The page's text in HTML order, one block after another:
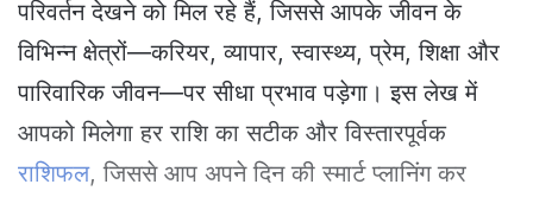
परिवर्तन देखने को मिल रहे हैं, जिससे आपके जीवन के
विभिन्न क्षेत्रों—करियर, व्यापार, स्वास्थ्य, प्रेम, शिक्षा और
पारिवारिक जीवन—पर सीधा प्रभाव पड़ेगा। इस लेख में
आपको मिलेगा हर राशि का सटीक और विस्तारपूर्वक
राशिफल, जिससे आप अपने दिन की स्मार्ट प्लानिंग कर